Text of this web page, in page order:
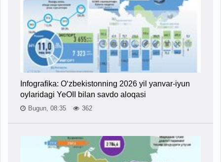
Infografika: O‘zbekistonning 2026 yil yanvar-iyun
oylaridagi YeOII bilan savdo aloqasi
Bugun, 08:35 362